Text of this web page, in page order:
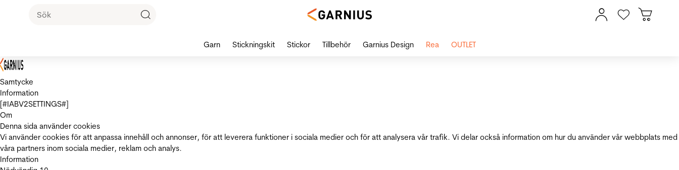
Samtycke
Information
[#IABV2SETTINGS#]
Om
Denna sida använder cookies
Vi använder cookies för att anpassa innehåll och annonser, för att leverera funktioner i sociala medier och för att analysera vår trafik. Vi delar också information om hur du använder vår webbplats med
våra partners inom sociala medier, reklam och analys.
Information
Garn Stickningskit Stickor Tillbehör Garnius Design Rea OUTLET